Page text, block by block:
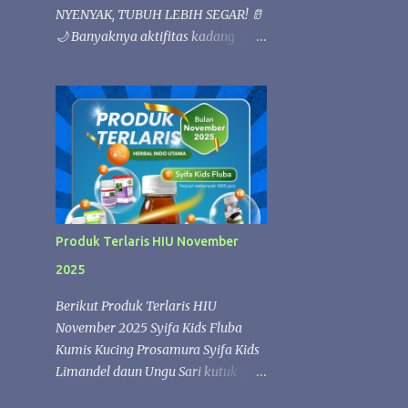
NYENYAK, TUBUH LEBIH SEGAR! 🥛
🌙 Banyaknya aktifitas kadang
untuk menjaga kesehatan tubuh.
Kandungan nutrisi alami dalam susu
kambing Etawafood dapat
membantu memenuhi kebutuhan
gizi harian, sehingga tubuh lebih
rileks dan nyaman saat beristirahat.
✨ Etawafood kaya akan nutrisi
dan kebugaran tubuh. Saat tubuh
mendapatkan asupan yang cukup,
proses pemulihan selama tidur
berlangsung lebih optimal sehingga
Anda dapat bangun dengan
Produk Terlaris HIU November
2025
Berikut Produk Terlaris HIU
November 2025 Syifa Kids Fluba
Kumis Kucing Prosamura Syifa Kids
Limandel daun Ungu Sari kutuk